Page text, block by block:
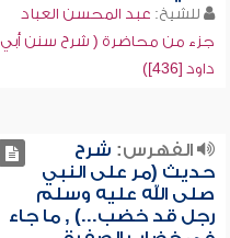
للشيخ: عبد المحسن العباد
جزء من محاضرة ( شرح سنن أبي
داود [436])
الفهرس: شرح
حديث (مر على النبي
صلى الله عليه وسلم
رجل قد خضب...) , ما جاء